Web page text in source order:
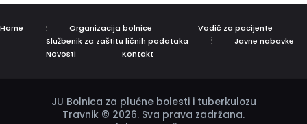
Home Organizacija bolnice
Vodič za pacijente
Službenik za zaštitu ličnih podataka
Javne nabavke
Novosti
Kontakt
JU Bolnica za plućne bolesti i tuberkulozu
Travnik © 2026. Sva prava zadržana.